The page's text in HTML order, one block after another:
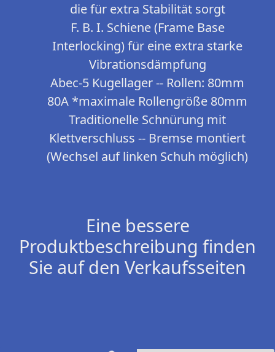
die für extra Stabilität sorgt
F. B. I. Schiene (Frame Base
Interlocking) für eine extra starke
Vibrationsdämpfung
Abec-5 Kugellager -- Rollen: 80mm
80A *maximale Rollengröße 80mm
Traditionelle Schnürung mit
Klettverschluss -- Bremse montiert
(Wechsel auf linken Schuh möglich)
Eine bessere
Produktbeschreibung finden
Sie auf den Verkaufsseiten